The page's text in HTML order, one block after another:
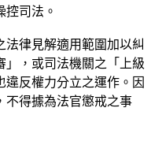
控司法。
律見解適用範圍加以糾
」，或司法機關之「上級
反權力分立之運作。因
不得據為法官懲戒之事